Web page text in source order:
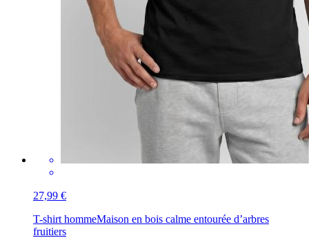
27,99 €
T-shirt hommeMaison en bois calme entourée d’arbres
fruitiers